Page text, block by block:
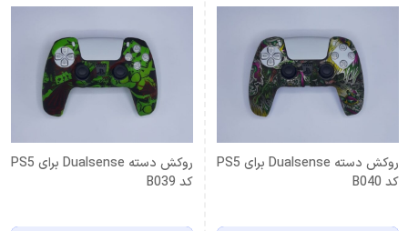
روکش دسته Dualsense برای PS5
کد B040
روکش دسته Dualsense برای PS5
کد B039